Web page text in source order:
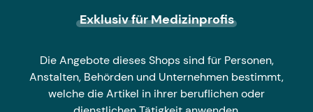
Exklusiv für Medizinprofis
Die Angebote dieses Shops sind für Personen,
Anstalten, Behörden und Unternehmen bestimmt,
welche die Artikel in ihrer beruflichen oder